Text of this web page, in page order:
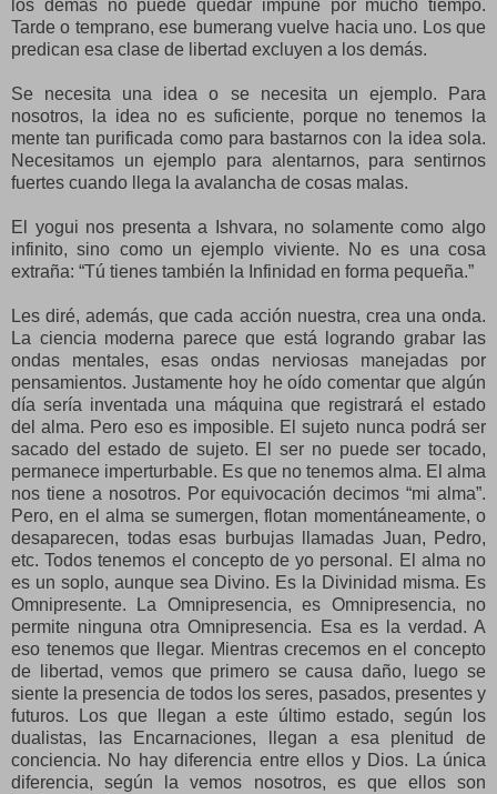
los demás no puede quedar impune por mucho tiempo.
Tarde o temprano, ese bumerang vuelve hacia uno. Los que
predican esa clase de libertad excluyen a los demás.
Se necesita una idea o se necesita un ejemplo. Para
nosotros, la idea no es suficiente, porque no tenemos la
mente tan purificada como para bastarnos con la idea sola.
Necesitamos un ejemplo para alentarnos, para sentirnos
fuertes cuando llega la avalancha de cosas malas.
El yogui nos presenta a Ishvara, no solamente como algo
infinito, sino como un ejemplo viviente. No es una cosa
extraña: “Tú tienes también la Infinidad en forma pequeña.”
Les diré, además, que cada acción nuestra, crea una onda.
La ciencia moderna parece que está logrando grabar las
ondas mentales, esas ondas nerviosas manejadas por
pensamientos. Justamente hoy he oído comentar que algún
día sería inventada una máquina que registrará el estado
del alma. Pero eso es imposible. El sujeto nunca podrá ser
sacado del estado de sujeto. El ser no puede ser tocado,
permanece imperturbable. Es que no tenemos alma. El alma
nos tiene a nosotros. Por equivocación decimos “mi alma”.
Pero, en el alma se sumergen, flotan momentáneamente, o
desaparecen, todas esas burbujas llamadas Juan, Pedro,
etc. Todos tenemos el concepto de yo personal. El alma no
es un soplo, aunque sea Divino. Es la Divinidad misma. Es
Omnipresente. La Omnipresencia, es Omnipresencia, no
permite ninguna otra Omnipresencia. Esa es la verdad. A
eso tenemos que llegar. Mientras crecemos en el concepto
de libertad, vemos que primero se causa daño, luego se
siente la presencia de todos los seres, pasados, presentes y
futuros. Los que llegan a este último estado, según los
dualistas, las Encarnaciones, llegan a esa plenitud de
conciencia. No hay diferencia entre ellos y Dios. La única
diferencia, según la vemos nosotros, es que ellos son